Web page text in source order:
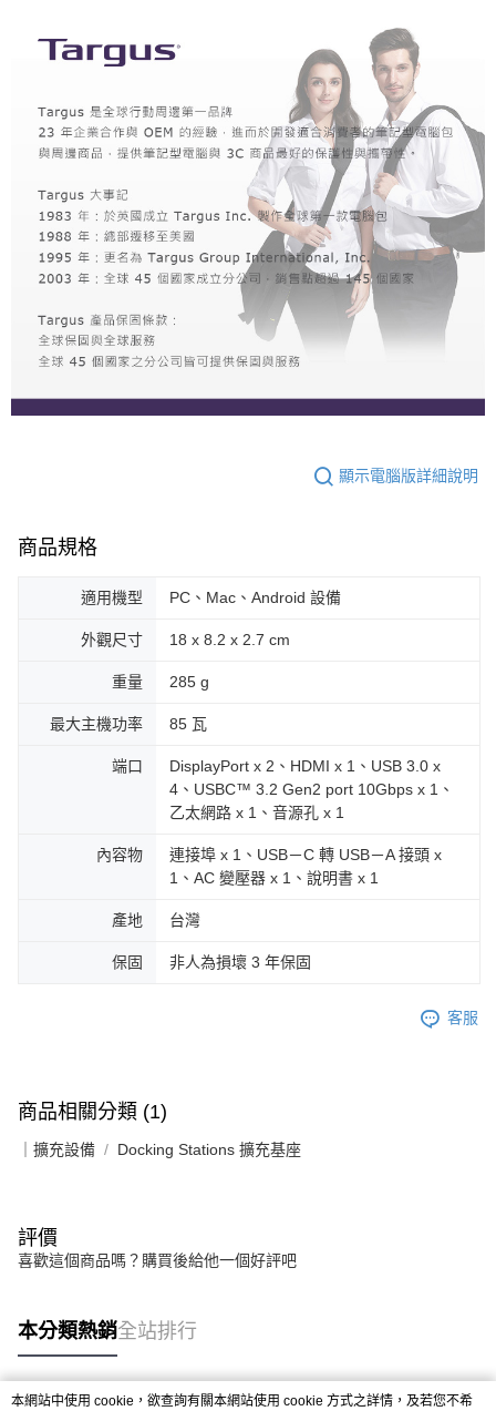
顯示電腦版詳細說明
商品規格
適用機型 PC、Mac、Android 設備
外觀尺寸 18 x 8.2 x 2.7 cm
重量 285 g
最大主機功率 85 瓦
端口
DisplayPort x 2、HDMI x 1、USB 3.0 x
4、USBC™ 3.2 Gen2 port 10Gbps x 1、
乙太網路 x 1、音源孔 x 1
內容物
連接埠 x 1、USB－C 轉 USB－A 接頭 x
1、AC 變壓器 x 1、說明書 x 1
產地 台灣
保固 非人為損壞 3 年保固
客服
商品相關分類 (1)
｜擴充設備 Docking Stations 擴充基座
評價
喜歡這個商品嗎？購買後給他一個好評吧
本分類熱銷全站排行
本網站中使用 cookie，欲查詢有關本網站使用 cookie 方式之詳情，及若您不希